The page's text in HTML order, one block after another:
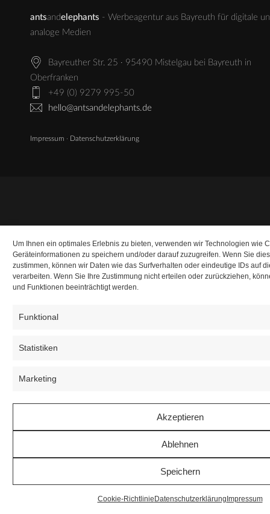
Um Ihnen ein optimales Erlebnis zu bieten, verwenden wir Technologien wie
Geräteinformationen zu speichern und/oder darauf zuzugreifen. Wenn Sie
zustimmen, können wir Daten wie das Surfverhalten oder eindeutige IDs auf
verarbeiten. Wenn Sie Ihre Zustimmung nicht erteilen oder zurückziehen,
und Funktionen beeinträchtigt werden.
Funktional
Statistiken
Marketing
Akzeptieren
Ablehnen
Speichern
Cookie-Richtlinie Datenschutzerklärung Impressum
antsandelephants - Werbeagentur aus Bayreuth für digitale
analoge Medien
Bayreuther Str. 25 · 95490 Mistelgau bei Bayreuth in
Oberfranken
+49 (0) 9279 995-50
hello@antsandelephants.de
Impressum · Datenschutzerklärung